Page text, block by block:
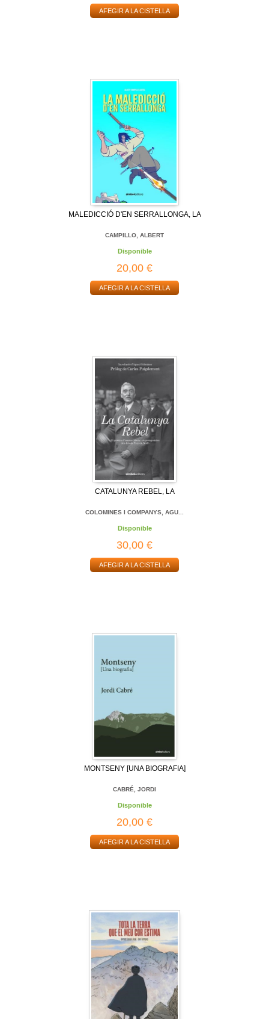
AFEGIR A LA CISTELLA
MALEDICCIÓ D'EN SERRALLONGA, LA
CAMPILLO, ALBERT
Disponible
20,00 €
AFEGIR A LA CISTELLA
CATALUNYA REBEL, LA
COLOMINES I COMPANYS, AGU...
Disponible
30,00 €
AFEGIR A LA CISTELLA
MONTSENY [UNA BIOGRAFIA]
CABRÉ, JORDI
Disponible
20,00 €
AFEGIR A LA CISTELLA